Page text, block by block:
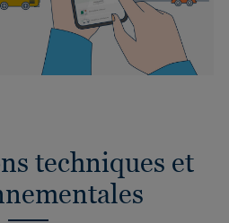
techniques et